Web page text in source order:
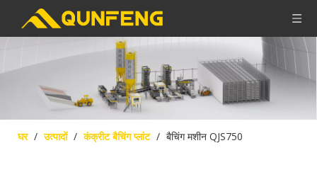
घर / उत्पादों / कंक्रीट बैचिंग प्लांट / बैचिंग मशीन QJS750